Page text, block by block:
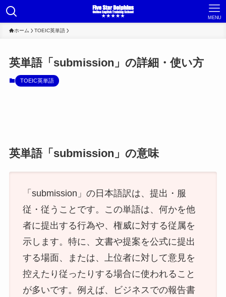
MENU
ホーム TOEIC英単語
英単語「submission」の詳細・使い方
TOEIC英単語
英単語「submission」の意味
「submission」の日本語訳は、提出・服
従・従うことです。この単語は、何かを他
者に提出する行為や、権威に対する従属を
示します。特に、文書や提案を公式に提出
する場面、または、上位者に対して意見を
控えたり従ったりする場合に使われること
が多いです。例えば、ビジネスでの報告書